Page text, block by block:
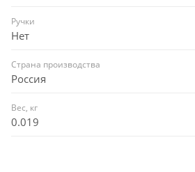
Ручки
Нет
Страна производства
Россия
Вес, кг
0.019